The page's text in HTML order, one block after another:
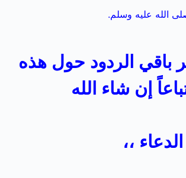
الله عليه وسلم.
باقي الردود حول هذه
إن شاء الله
،،